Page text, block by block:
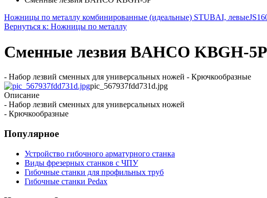
Ножницы по металлу комбинированные (идеальные) STUBAI, левые
Вернуться к: Ножницы по металлу
Сменные лезвия BAHCO KBGH-5P
- Набор лезвий сменных для универсальных ножей - Крючкообразные
pic_567937fdd731d.jpg
Описание
- Набор лезвий сменных для универсальных ножей
- Крючкообразные
Популярное
Устройство гибочного арматурного станка
Виды фрезерных станков с ЧПУ
Гибочные станки для профильных труб
Гибочные станки Pedax